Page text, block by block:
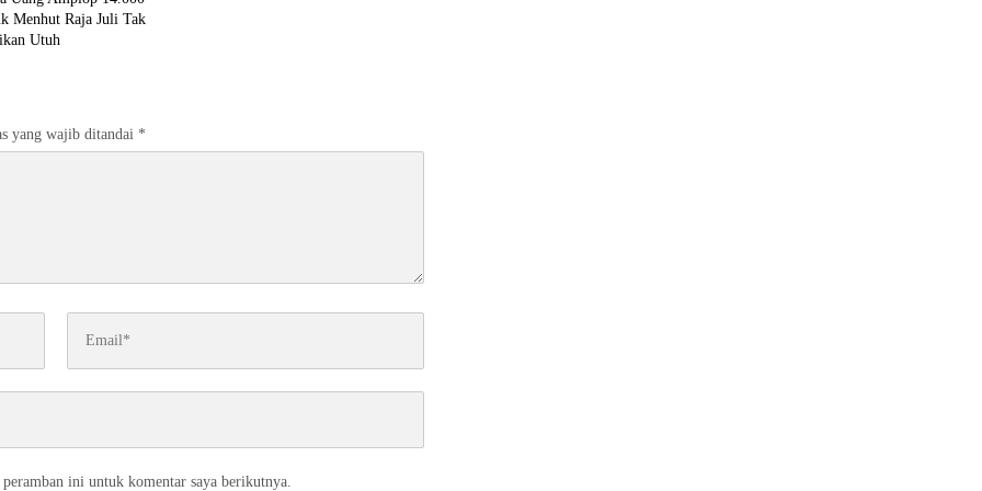
Menhut Raja Juli Tak
Utuh
yang wajib ditandai *
ini untuk komentar saya berikutnya.